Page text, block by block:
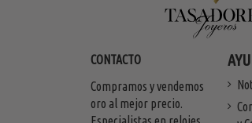
CONTACTO
Compramos y vendemos
oro al mejor precio.